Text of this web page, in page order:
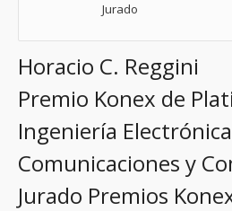
Jurado
Horacio C. Reggini
Premio Konex de
Ingeniería
Comunicaciones y
Jurado Premios